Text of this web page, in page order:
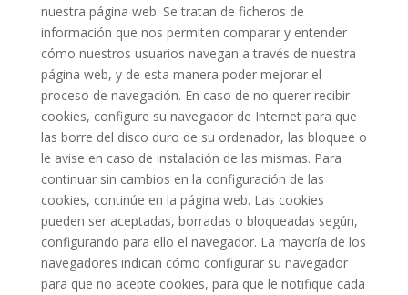
nuestra página web. Se tratan de ficheros de
información que nos permiten comparar y entender
cómo nuestros usuarios navegan a través de nuestra
página web, y de esta manera poder mejorar el
proceso de navegación. En caso de no querer recibir
cookies, configure su navegador de Internet para que
las borre del disco duro de su ordenador, las bloquee o
le avise en caso de instalación de las mismas. Para
continuar sin cambios en la configuración de las
cookies, continúe en la página web. Las cookies
pueden ser aceptadas, borradas o bloqueadas según,
configurando para ello el navegador. La mayoría de los
navegadores indican cómo configurar su navegador
para que no acepte cookies, para que le notifique cada